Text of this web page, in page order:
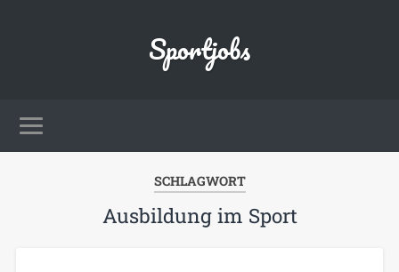
Sportjobs
SCHLAGWORT
Ausbildung im Sport